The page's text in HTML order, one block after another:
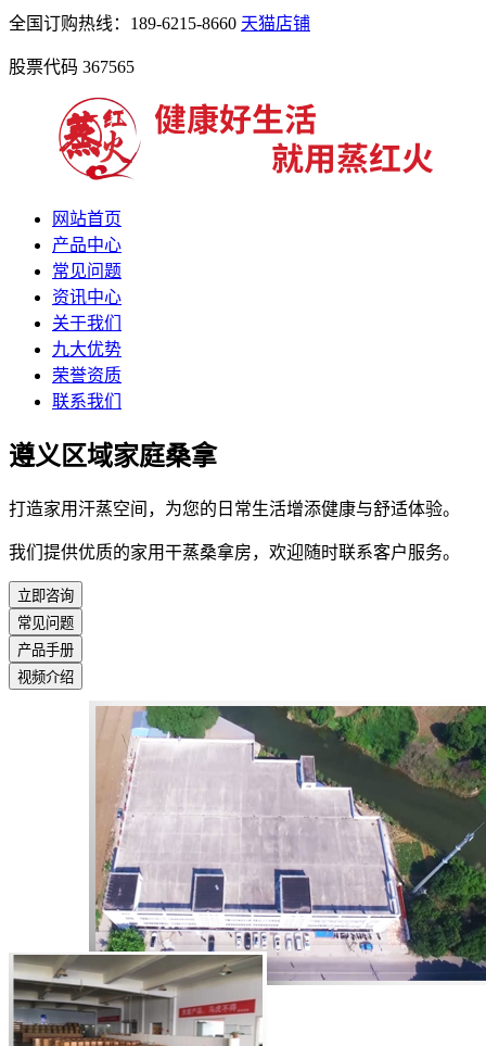
全国订购热线：189-6215-8660 天猫店铺
股票代码 367565
网站首页
产品中心
常见问题
资讯中心
关于我们
九大优势
荣誉资质
联系我们
遵义区域家庭桑拿
打造家用汗蒸空间，为您的日常生活增添健康与舒适体验。
我们提供优质的家用干蒸桑拿房，欢迎随时联系客户服务。
立即咨询
常见问题
产品手册
视频介绍